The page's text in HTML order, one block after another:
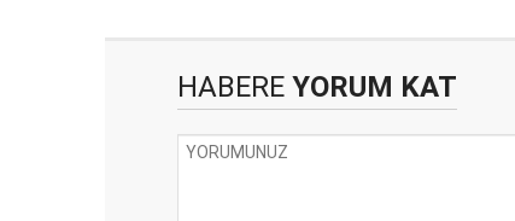
HABERE YORUM KAT